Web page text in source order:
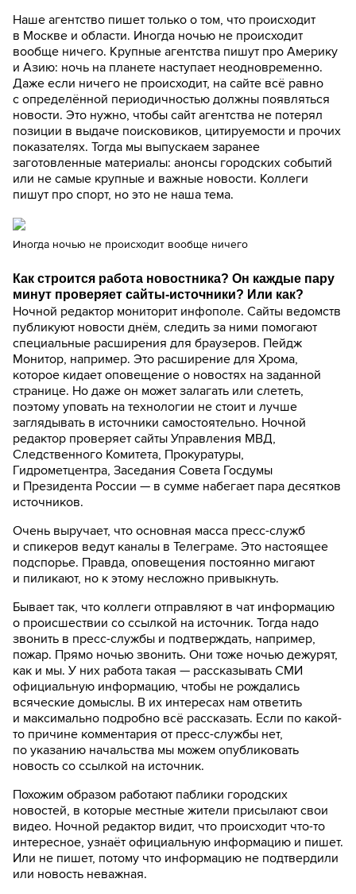
Наше агентство пишет только о том, что происходит
в Москве и области. Иногда ночью не происходит
вообще ничего. Крупные агентства пишут про Америку
и Азию: ночь на планете наступает неодновременно.
Даже если ничего не происходит, на сайте всё равно
с определённой периодичностью должны появляться
новости. Это нужно, чтобы сайт агентства не потерял
позиции в выдаче поисковиков, цитируемости и прочих
показателях. Тогда мы выпускаем заранее
заготовленные материалы: анонсы городских событий
или не самые крупные и важные новости. Коллеги
пишут про спорт, но это не наша тема.
Иногда ночью не происходит вообще ничего
Как строится работа новостника? Он каждые пару
минут проверяет сайты-источники? Или как?
Ночной редактор мониторит инфополе. Сайты ведомств
публикуют новости днём, следить за ними помогают
специальные расширения для браузеров. Пейдж
Монитор, например. Это расширение для Хрома,
которое кидает оповещение о новостях на заданной
странице. Но даже он может залагать или слететь,
поэтому уповать на технологии не стоит и лучше
заглядывать в источники самостоятельно. Ночной
редактор проверяет сайты Управления МВД,
Следственного Комитета, Прокуратуры,
Гидрометцентра, Заседания Совета Госдумы
и Президента России — в сумме набегает пара десятков
источников.
Очень выручает, что основная масса пресс-служб
и спикеров ведут каналы в Телеграме. Это настоящее
подспорье. Правда, оповещения постоянно мигают
и пиликают, но к этому несложно привыкнуть.
Бывает так, что коллеги отправляют в чат информацию
о происшествии со ссылкой на источник. Тогда надо
звонить в пресс-службы и подтверждать, например,
пожар. Прямо ночью звонить. Они тоже ночью дежурят,
как и мы. У них работа такая — рассказывать СМИ
официальную информацию, чтобы не рождались
всяческие домыслы. В их интересах нам ответить
и максимально подробно всё рассказать. Если по какой-
то причине комментария от пресс-службы нет,
по указанию начальства мы можем опубликовать
новость со ссылкой на источник.
Похожим образом работают паблики городских
новостей, в которые местные жители присылают свои
видео. Ночной редактор видит, что происходит что-то
интересное, узнаёт официальную информацию и пишет.
Или не пишет, потому что информацию не подтвердили
или новость неважная.